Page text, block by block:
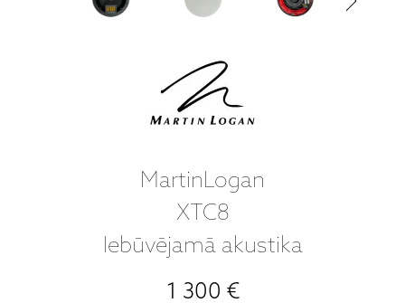
MartinLogan
XTC8
Iebūvējamā akustika
1 300 €